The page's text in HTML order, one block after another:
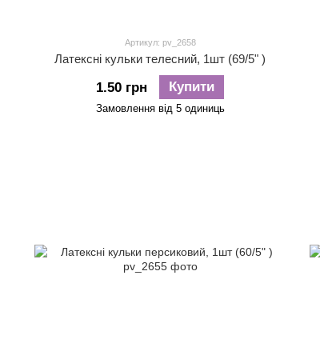
Артикул: pv_2658
Латексні кульки телесний, 1шт (69/5" )
1.50 грн Купити
Замовлення від 5 одиниць